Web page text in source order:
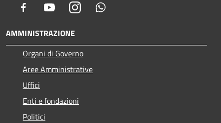
Facebook YoutubeInstagram
AMMINISTRAZIONE
Organi di Governo
Aree Amministrative
Uffici
Enti e fondazioni
Politici